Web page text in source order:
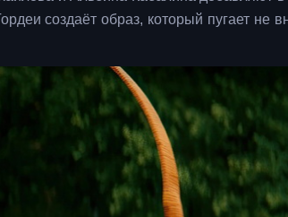
создаёт образ, который пугает